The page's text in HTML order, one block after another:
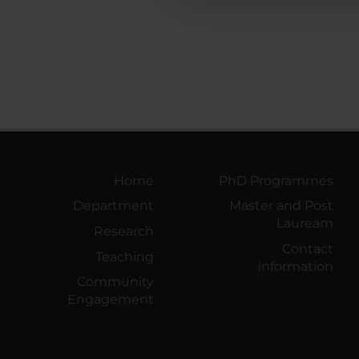
Home
Department
Research
Teaching
Community
Engagement
PhD Programmes
Master and Post
Lauream
Contact
information